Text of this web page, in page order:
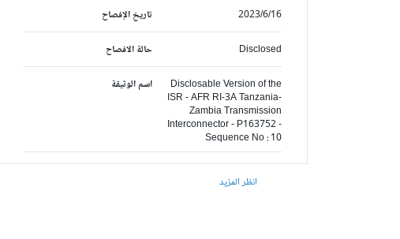
تاريخ الإفصاح
2023/6/16
حالة الافصاح Disclosed
اسم الوثيقة
Disclosable Version of the
ISR - AFR RI-3A Tanzania-
Zambia Transmission
Interconnector - P163752 -
Sequence No : 10
انظر المزيد